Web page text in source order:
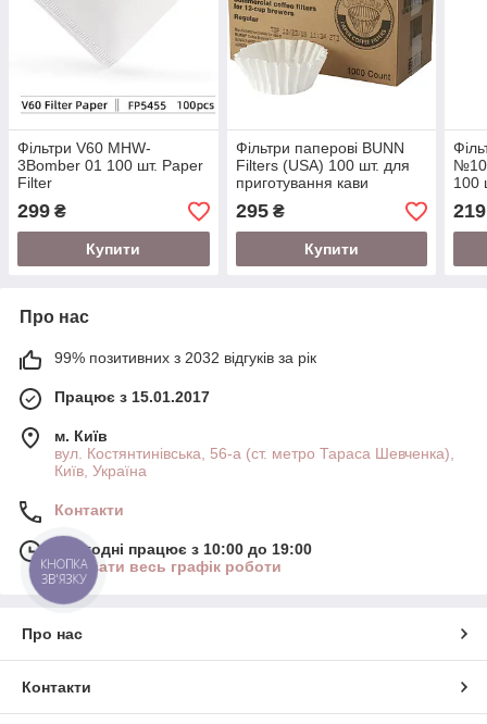
Фільтри V60 MHW-
3Bomber 01 100 шт. Paper
Filter
299 ₴
Купити
Фільтри паперові BUNN
Filters (USA) 100 шт. для
приготування кави
295₴
Купити
100
219
Про нас
99% позитивних з 2032 відгуків за рік
Працює з 15.01.2017
м. Київ
вул. Костянтинівська, 56-а (ст. метро Тараса Шевченка),
Київ, Україна
Контакти
Сьогодні працює з 10:00 до 19:00
Показати весь графік роботи
Про нас
Контакти
КНОПКА
ЗВ'ЯЗКУ